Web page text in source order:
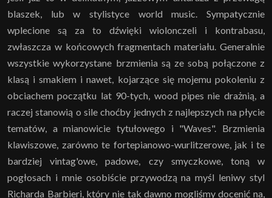
blaszek, lub w stylistyce world music.
Sympatycznie
wplecione są za to dźwięki wiolonczeli i kontrabasu,
zwłaszcza w końcowych fragmentach materiału. Generalnie
wszystkie wykorzystane brzmienia są ze sobą połączone z
klasą i smakiem i nawet, kojarzące się mojemu pokoleniu z
obciachem początku lat 90-tych, wood pipes nie drażnią, a
raczej stanowią o sile choćby jednych z najlepszych na płycie
tematów, a mianowicie tytułowego i "Waves". Brzmienia
klawiszowe, zarówno te fortepianowo-wurlitzerowe, jak i te
bardziej vintag'owe, padowe, czy smyczkowe, toną w
pogłosach i mnie osobiście przywodzą na myśl leniwy styl
Richarda Barbieri, który nie tak dawno mogliśmy docenić na,